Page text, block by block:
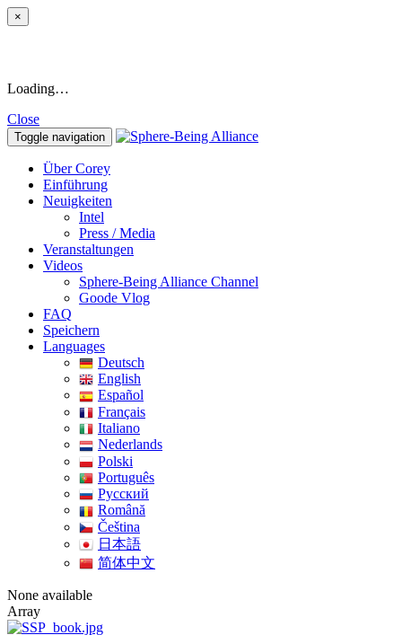
×
Loading…
Close
Toggle navigation
Über Corey
Einführung
Neuigkeiten
Intel
Press / Media
Veranstaltungen
Videos
Sphere-Being Alliance Channel
Goode Vlog
FAQ
Speichern
Languages
Deutsch
English
Español
Français
Italiano
Nederlands
Polski
Português
Pусский
Română
Čeština
日本語
简体中文
None available
Array